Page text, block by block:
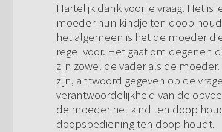
Hartelijk dank voor je vraag. Het
moeder hun kindje ten doop
het algemeen is het de moeder
regel voor. Het gaat om degenen
zijn zowel de vader als de
zijn, antwoord gegeven op de
verantwoordelijkheid van de
de moeder het kind ten doop
doopsbediening ten doop houdt.